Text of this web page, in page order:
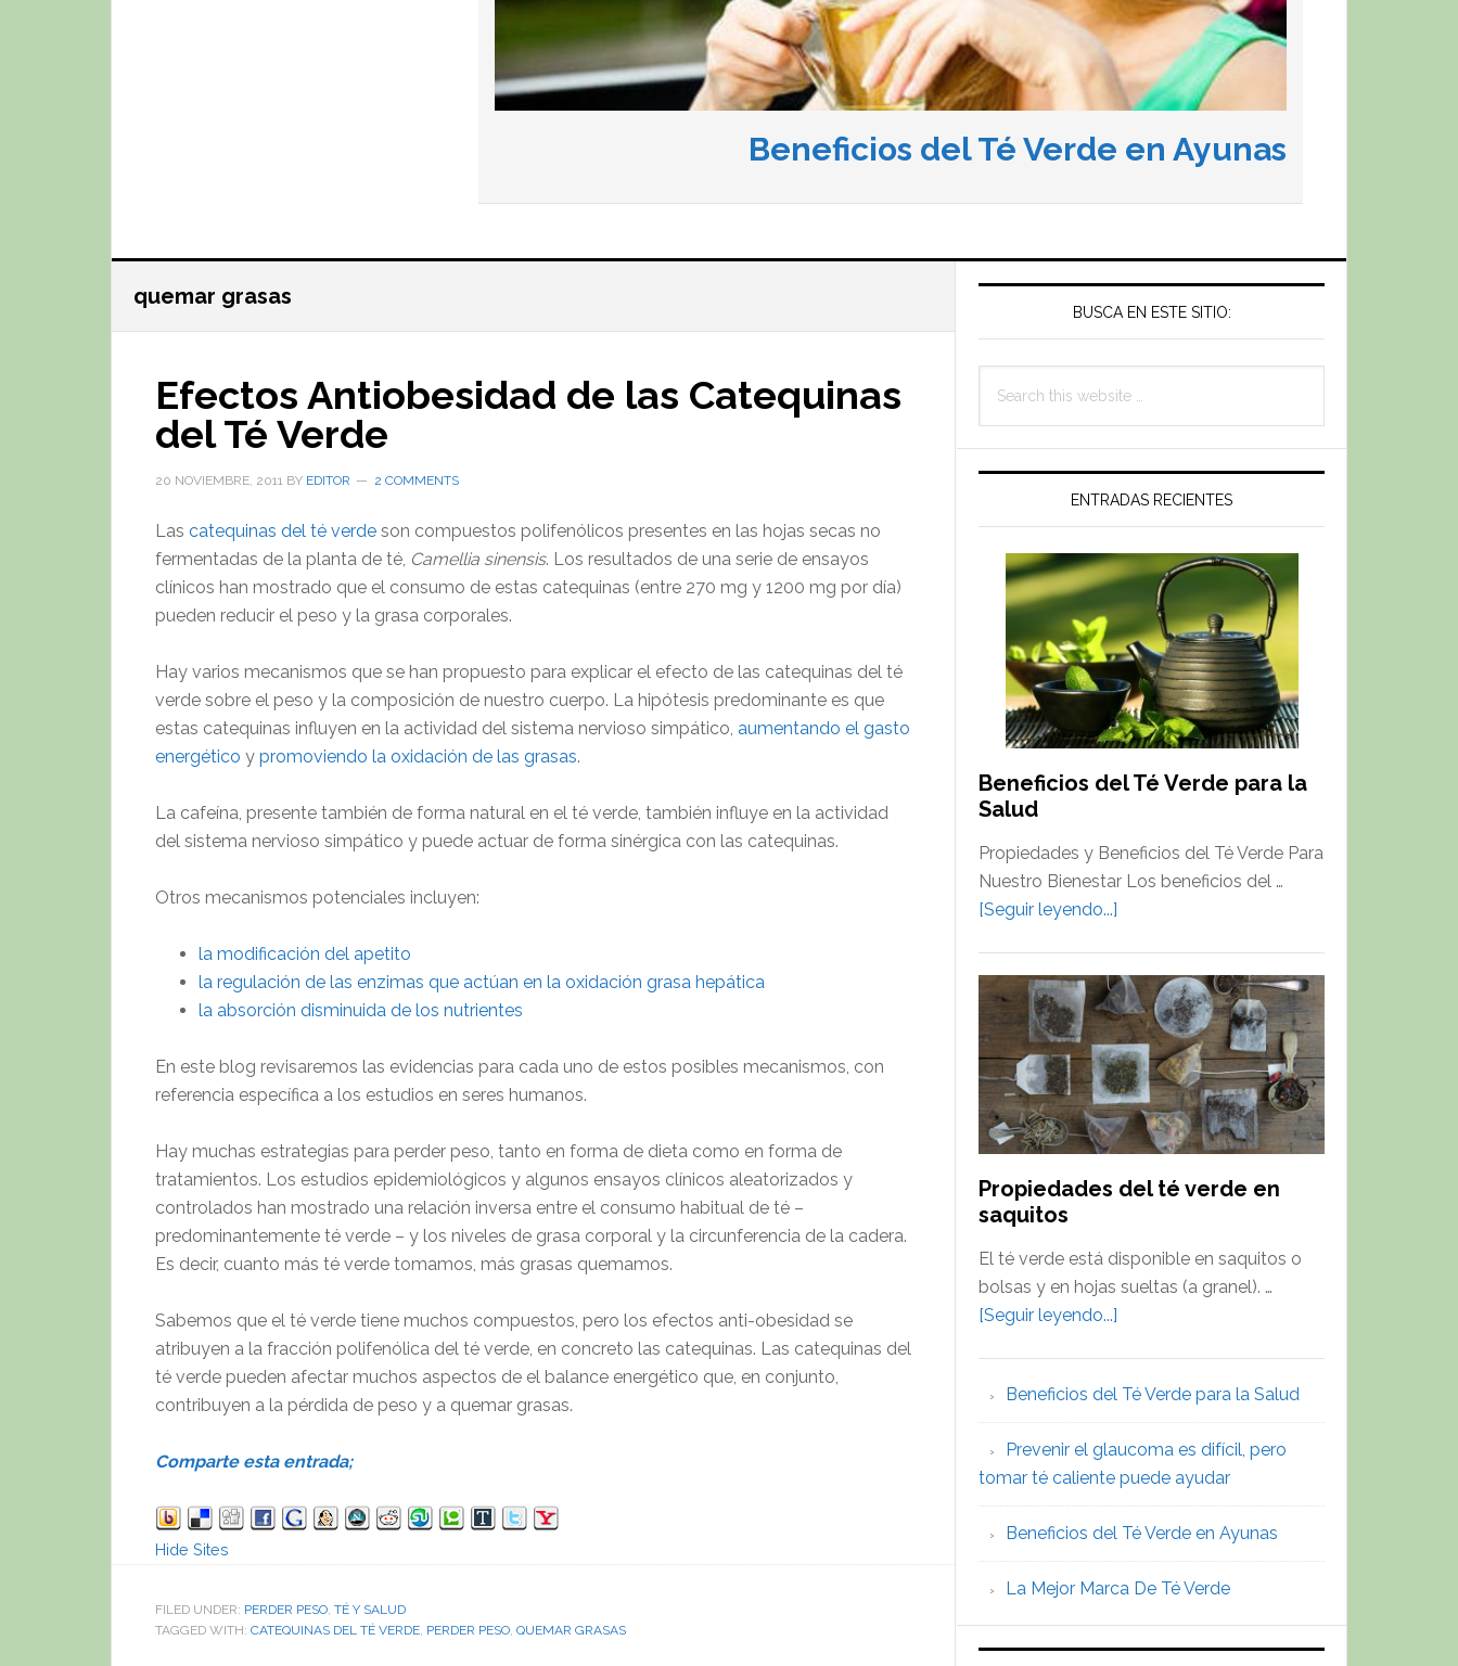
Beneficios del Té Verde en Ayunas
quemar grasas
Efectos Antiobesidad de las Catequinas
del Té Verde
20 NOVIEMBRE, 2011 BY EDITOR 2 COMMENTS
Las catequinas del té verde son compuestos polifenólicos presentes en las hojas secas no
fermentadas de la planta de té, Camellia sinensis. Los resultados de una serie de ensayos
clínicos han mostrado que el consumo de estas catequinas (entre 270 mg y 1200 mg por día)
pueden reducir el peso y la grasa corporales.
Hay varios mecanismos que se han propuesto para explicar el efecto de las catequinas del té
verde sobre el peso y la composición de nuestro cuerpo. La hipótesis predominante es que
estas catequinas influyen en la actividad del sistema nervioso simpático, aumentando el gasto
energético y promoviendo la oxidación de las grasas.
La cafeína, presente también de forma natural en el té verde, también influye en la actividad
del sistema nervioso simpático y puede actuar de forma sinérgica con las catequinas.
Otros mecanismos potenciales incluyen:
la modificación del apetito
la regulación de las enzimas que actúan en la oxidación grasa hepática
la absorción disminuida de los nutrientes
En este blog revisaremos las evidencias para cada uno de estos posibles mecanismos, con
referencia específica a los estudios en seres humanos.
Hay muchas estrategias para perder peso, tanto en forma de dieta como en forma de
tratamientos. Los estudios epidemiológicos y algunos ensayos clínicos aleatorizados y
controlados han mostrado una relación inversa entre el consumo habitual de té –
predominantemente té verde – y los niveles de grasa corporal y la circunferencia de la cadera.
Es decir, cuanto más té verde tomamos, más grasas quemamos.
Sabemos que el té verde tiene muchos compuestos, pero los efectos anti-obesidad se
atribuyen a la fracción polifenólica del té verde, en concreto las catequinas. Las catequinas del
té verde pueden afectar muchos aspectos de el balance energético que, en conjunto,
contribuyen a la pérdida de peso y a quemar grasas.
Comparte esta entrada;
Hide Sites
FILED UNDER: PERDER PESO TÉ Y SALUD
TAGGED WITH: CATEQUINAS DEL TÉ VERDE PERDER PESO QUEMAR GRASAS
Primary
SidebarBUSCA EN ESTE SITIO:
this
ENTRADAS RECIENTES
Beneficios del Té Verde para la
Salud
Propiedades y Beneficios del Té Verde Para
Nuestro Bienestar Los beneficios del …
[Seguir leyendo...]
Té
Verde
para
la
Salud
Propiedades del té verde en
saquitos
El té verde está disponible en saquitos o
bolsas y en hojas sueltas (a granel). …
[Seguir leyendo...]
té
verde
en
saquitos
Beneficios del Té Verde para la Salud
Prevenir el glaucoma es difícil, pero
tomar té caliente puede ayudar
Beneficios del Té Verde en Ayunas
La Mejor Marca De Té Verde